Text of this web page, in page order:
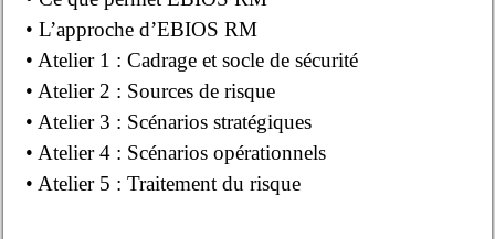
• L’approche d’EBIOS RM
• Atelier 1 : Cadrage et socle de sécurité
• Atelier 2 : Sources de risque
• Atelier 3 : Scénarios stratégiques
• Atelier 4 : Scénarios opérationnels
• Atelier 5 : Traitement du risque